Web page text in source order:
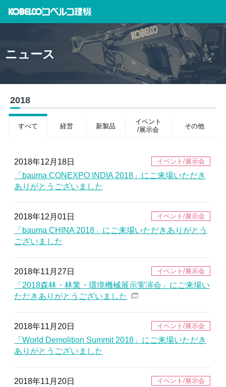
ニュース
2018
すべて 経営 新製品
イベント
/展示会
その他
2018年12月18日
「bauma CONEXPO INDIA 2018」にご来場いただき
ありがとうございました
2018年12月01日
「bauma CHINA 2018」にご来場いただきありがとう
ございました
2018年11月27日
「2018森林・林業・環境機械展示実演会」にご来場い
ただきありがとうございました
2018年11月20日
「World Demolition Summit 2018」にご来場いただき
ありがとうございました
2018年11月20日